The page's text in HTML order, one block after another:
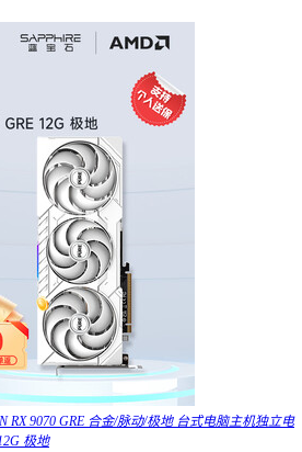
RX 9070 GRE 合金/脉动/极地 台式电脑主机独立电
极地